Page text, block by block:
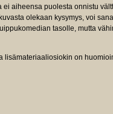
aiheensa puolesta onnistu
olekaan kysymys, voi
tasolle, mutta
lisämateriaaliosiokin on